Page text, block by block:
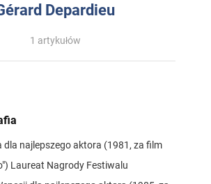
Depardieu
1 artykułów
dla najlepszego aktora (1981, za film
Laureat Nagrody Festiwalu